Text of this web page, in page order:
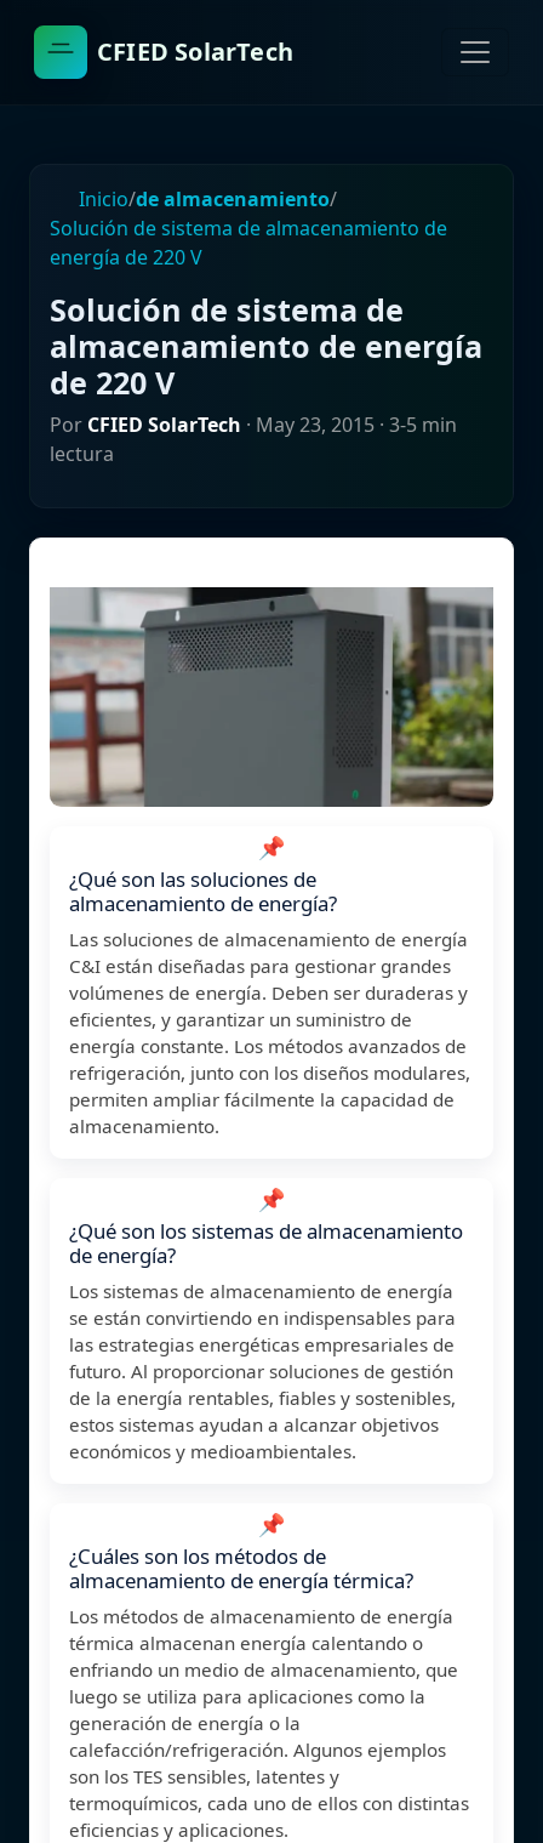
CFIED SolarTech
Inicio/de almacenamiento/
Solución de sistema de almacenamiento de
energía de 220 V
Solución de sistema de
almacenamiento de energía
de 220 V
Por CFIED SolarTech · May 23, 2015 · 3-5 min
lectura
📌
¿Qué son las soluciones de
almacenamiento de energía?
Las soluciones de almacenamiento de energía
C&I están diseñadas para gestionar grandes
volúmenes de energía. Deben ser duraderas y
eficientes, y garantizar un suministro de
energía constante. Los métodos avanzados de
refrigeración, junto con los diseños modulares,
permiten ampliar fácilmente la capacidad de
almacenamiento.
📌
¿Qué son los sistemas de almacenamiento
de energía?
Los sistemas de almacenamiento de energía
se están convirtiendo en indispensables para
las estrategias energéticas empresariales de
futuro. Al proporcionar soluciones de gestión
de la energía rentables, fiables y sostenibles,
estos sistemas ayudan a alcanzar objetivos
económicos y medioambientales.
📌
¿Cuáles son los métodos de
almacenamiento de energía térmica?
Los métodos de almacenamiento de energía
térmica almacenan energía calentando o
enfriando un medio de almacenamiento, que
luego se utiliza para aplicaciones como la
generación de energía o la
calefacción/refrigeración. Algunos ejemplos
son los TES sensibles, latentes y
termoquímicos, cada uno de ellos con distintas
eficiencias y aplicaciones.